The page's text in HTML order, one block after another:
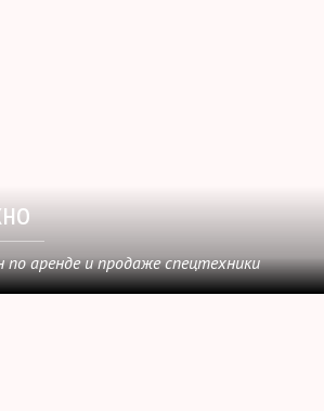
аренде и продаже спецтехники